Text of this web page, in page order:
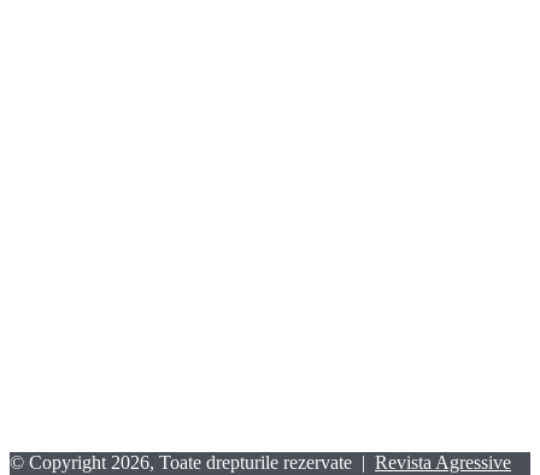
© Copyright 2026, Toate drepturile rezervate | Revista Agressive